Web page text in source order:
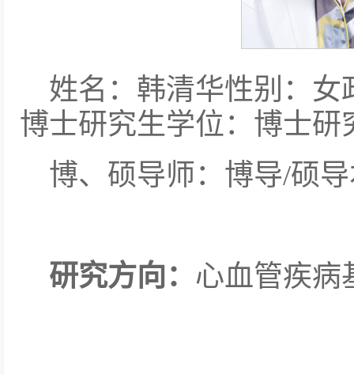
姓名：韩清华性别：
博士研究生学位：博士
博、硕导师：博导/硕
研究方向： 心血管疾病